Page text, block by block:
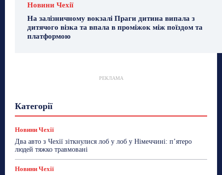
Новини Чехії
На залізничному вокзалі Праги дитина випала з
дитячого візка та впала в проміжок між поїздом та
платформою
РЕКЛАМА
Категорії
Новини Чехії
Сад та город Світ
ТехноМанія
Топ-новини Фоторепортаж
Новини Чехії
Два авто з Чехії зіткнулися лоб у лоб у Німеччині: п’ятеро
людей тяжко травмовані
Новини Чехії